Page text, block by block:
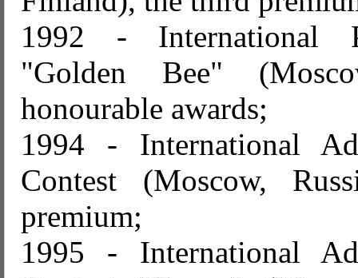
1992 - International
"Golden Bee"
honourable awards;
1994 - International
Contest (Moscow,
premium;
1995 - International